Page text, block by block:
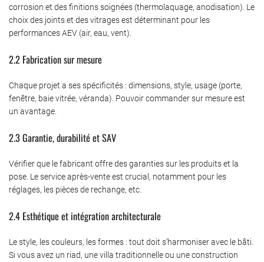
corrosion et des finitions soignées (thermolaquage, anodisation). Le
choix des joints et des vitrages est déterminant pour les
performances AEV (air, eau, vent).
2.2 Fabrication sur mesure
Chaque projet a ses spécificités : dimensions, style, usage (porte,
fenêtre, baie vitrée, véranda). Pouvoir commander sur mesure est
un avantage.
2.3 Garantie, durabilité et SAV
Vérifier que le fabricant offre des garanties sur les produits et la
pose. Le service après-vente est crucial, notamment pour les
réglages, les pièces de rechange, etc.
2.4 Esthétique et intégration architecturale
Le style, les couleurs, les formes : tout doit s’harmoniser avec le bâti.
Si vous avez un riad, une villa traditionnelle ou une construction